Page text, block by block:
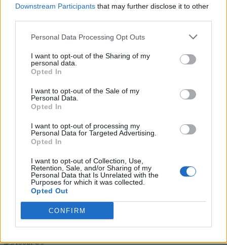
Downstream Participants that may further disclose it to other
Personal Data Processing Opt Outs
I want to opt-out of the Sharing of my
personal data.
Opted In
I want to opt-out of the Sale of my
Personal Data.
Opted In
I want to opt-out of processing my
Personal Data for Targeted Advertising.
Opted In
I want to opt-out of Collection, Use,
Retention, Sale, and/or Sharing of my
Personal Data that Is Unrelated with the
Purposes for which it was collected.
Opted Out
CONFIRM
Η FARIA Renewables προχώρησε στην ηλεκτροδότηση
5 Αυγούστου 2026
ΥΠΕΝ: Διευρύνεται ο κατάλογος των
Προστατευόμενων Τοπίων σε 12
4 Αυγούστου 2026
Newsletter Citygen.gr
Λάβετε όλα τα τελευταία νέα από τον χώρο της Πολιτικής
Προστασίας, του ESG, του Green Business και των ΟΤΑ
Συμφωνώ με την Πολιτική Δεδομένων
About Us